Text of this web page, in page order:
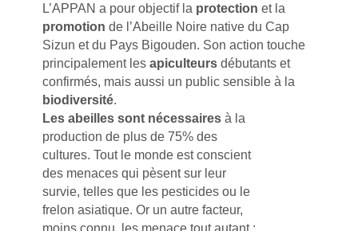
L’APPAN a pour objectif la protection et la
promotion de l’Abeille Noire native du Cap
Sizun et du Pays Bigouden. Son action touche
principalement lesapiculteurs débutants et
confirmés, mais aussi un public sensible à la
biodiversité.
Les abeilles sont nécessaires à la
production de plus de 75% des
cultures. Tout le monde est conscient
des menaces qui pèsent sur leur
survie, telles que les pesticides ou le
frelon asiatique. Or un autre facteur,
moins connu, les menace tout autant :